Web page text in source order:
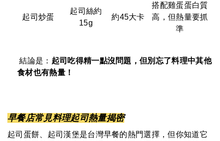
起司炒蛋
起司絲約
15g
約45大卡
搭配雞蛋蛋白質
高，但熱量要抓
準
結論是： 起司吃得精一點沒問題，但別忘了料理中其他
食材也有熱量！
早餐店常見料理起司熱量揭密
起司蛋餅、起司漢堡是台灣早餐的熱門選擇，但你知道它